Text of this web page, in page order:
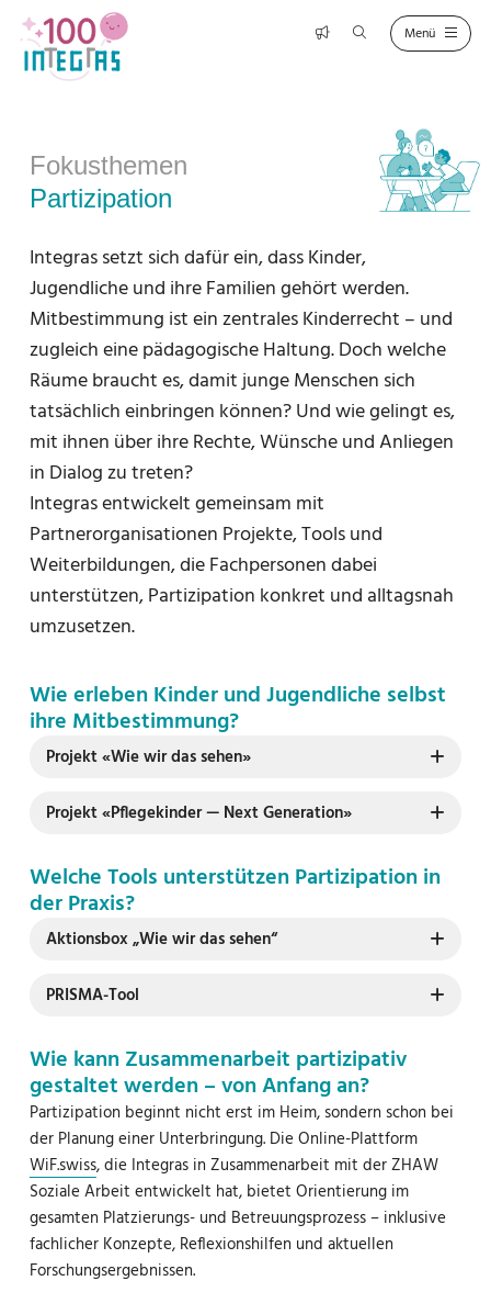
Fokusthemen
Partizipation
Integras setzt sich dafür ein, dass Kinder,
Jugendliche und ihre Familien gehört werden.
Mitbestimmung ist ein zentrales Kinderrecht – und
zugleich eine pädagogische Haltung. Doch welche
Räume braucht es, damit junge Menschen sich
tatsächlich einbringen können? Und wie gelingt es,
mit ihnen über ihre Rechte, Wünsche und Anliegen
in Dialog zu treten?
Integras entwickelt gemeinsam mit
Partnerorganisationen Projekte, Tools und
Weiterbildungen, die Fachpersonen dabei
unterstützen, Partizipation konkret und alltagsnah
umzusetzen.
Wie erleben Kinder und Jugendliche selbst
ihre Mitbestimmung?
Projekt «Wie wir das sehen»
Projekt «Pflegekinder — Next Generation»
Welche Tools unterstützen Partizipation in
der Praxis?
Aktionsbox „Wie wir das sehen“
PRISMA-Tool
Wie kann Zusammenarbeit partizipativ
gestaltet werden – von Anfang an?
Partizipation beginnt nicht erst im Heim, sondern schon bei
der Planung einer Unterbringung. Die Online-Plattform
WiF.swiss, die Integras in Zusammenarbeit mit der ZHAW
Soziale Arbeit entwickelt hat, bietet Orientierung im
gesamten Platzierungs- und Betreuungsprozess – inklusive
fachlicher Konzepte, Reflexionshilfen und aktuellen
Forschungsergebnissen.